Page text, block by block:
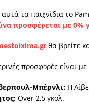
αυτά τα παιχνίδια το
προσφέρεται με 0%
gr θα βρείτε
προσφορές είναι
Μπέρνλι: Η
Over 2,5 γκολ.